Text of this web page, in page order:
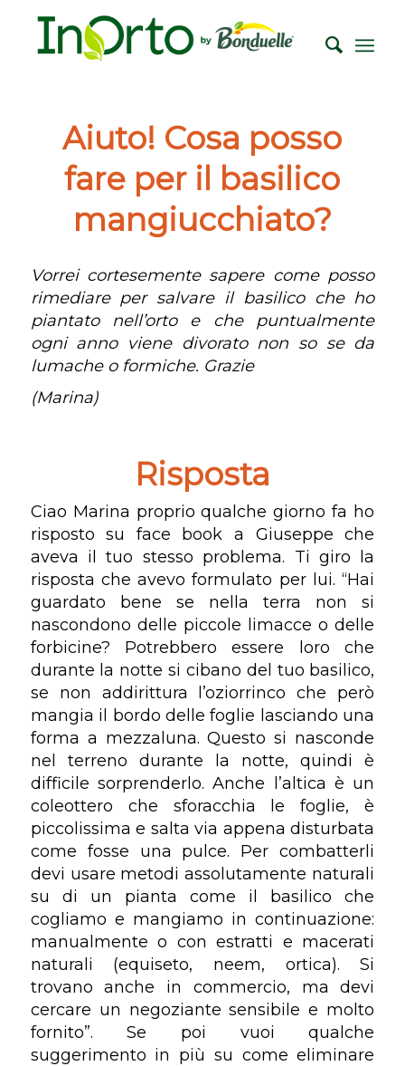
Aiuto! Cosa posso
fare per il basilico
mangiucchiato?
Vorrei cortesemente sapere come posso
rimediare per salvare il basilico che ho
piantato nell’orto e che puntualmente
ogni anno viene divorato non so se da
lumache o formiche. Grazie
(Marina)
Risposta
Ciao Marina proprio qualche giorno fa ho
risposto su face book a Giuseppe che
aveva il tuo stesso problema. Ti giro la
risposta che avevo formulato per lui. “Hai
guardato bene se nella terra non si
nascondono delle piccole limacce o delle
forbicine? Potrebbero essere loro che
durante la notte si cibano del tuo basilico,
se non addirittura l’oziorrinco che però
mangia il bordo delle foglie lasciando una
forma a mezzaluna. Questo si nasconde
nel terreno durante la notte, quindi è
difficile sorprenderlo. Anche l’altica è un
coleottero che sforacchia le foglie, è
piccolissima e salta via appena disturbata
come fosse una pulce. Per combatterli
devi usare metodi assolutamente naturali
su di un pianta come il basilico che
cogliamo e mangiamo in continuazione:
manualmente o con estratti e macerati
naturali (equiseto, neem, ortica). Si
trovano anche in commercio, ma devi
cercare un negoziante sensibile e molto
fornito”. Se poi vuoi qualche
suggerimento in più su come eliminare